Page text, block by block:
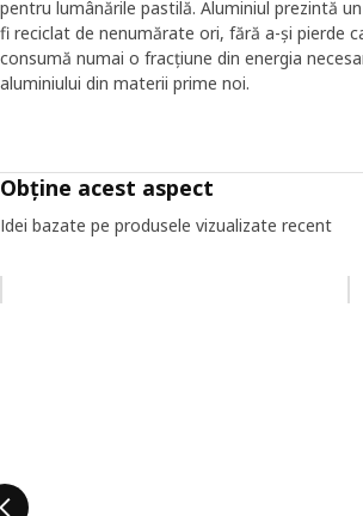
pentru lumânările pastilă. Aluminiul prezintă
fi reciclat de nenumărate ori, fără a-și pierde
consumă numai o fracțiune din energia
aluminiului din materii prime noi.
Obține acest aspect
Idei bazate pe produsele vizualizate recent